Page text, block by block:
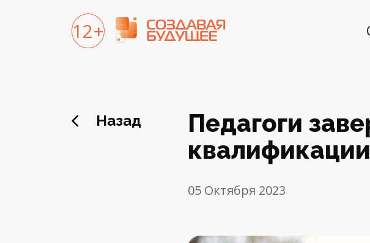
12+
Назад
Педагоги
квалификации
05 Октября 2023